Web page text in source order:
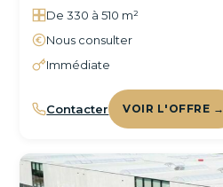
De 330 à 510 m²
Nous consulter
Immédiate
Contacter VOIR L'OFFRE →